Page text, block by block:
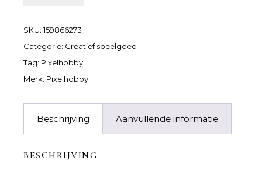
SKU:159866273
Categorie: Creatief speelgoed
Tag: Pixelhobby
Merk: Pixelhobby
Beschrijving Aanvullende informatie
BESCHRIJVING